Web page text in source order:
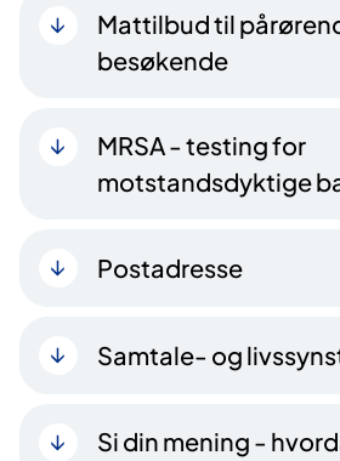
Mattilbud til
besøkende
MRSA - testing for
motstandsdyktige
Postadresse
Samtale- og
Si din mening -